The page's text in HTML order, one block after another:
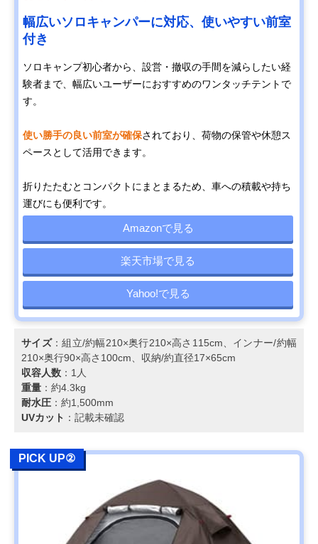
幅広いソロキャンパーに対応、使いやすい前室
付き
ソロキャンプ初心者から、設営・撤収の手間を減らしたい経
験者まで、幅広いユーザーにおすすめのワンタッチテントで
す。
使い勝手の良い前室が確保されており、荷物の保管や休憩ス
ペースとして活用できます。
折りたたむとコンパクトにまとまるため、車への積載や持ち
運びにも便利です。
Amazonで見る
楽天市場で見る
Yahoo!で見る
サイズ：組立/約幅210×奥行210×高さ115cm、インナー/約幅
210×奥行90×高さ100cm、収納/約直径17×65cm
収容人数 ：1人
重量 ：約4.3kg
耐水圧 ：約1,500mm
UVカット ：記載未確認
PICK UP②